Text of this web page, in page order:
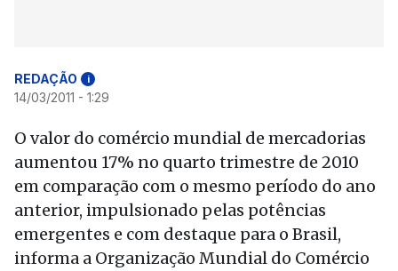
REDAÇÃO i
14/03/2011 - 1:29
O valor do comércio mundial de mercadorias
aumentou 17% no quarto trimestre de 2010
em comparação com o mesmo período do ano
anterior, impulsionado pelas potências
emergentes e com destaque para o Brasil,
informa a Organização Mundial do Comércio